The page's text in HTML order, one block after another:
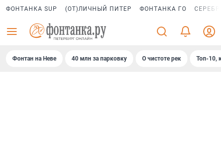
ФОНТАНКА SUP (ОТ)ЛИЧНЫЙ ПИТЕР ФОНТАНКА ГО
Фонтан на Неве 40 млн за парковку О чистоте рек Топ-10,